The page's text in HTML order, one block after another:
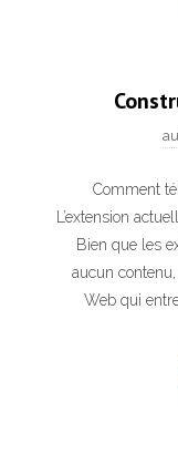
Comment
L’extension
Bien que les
aucun
Web qui